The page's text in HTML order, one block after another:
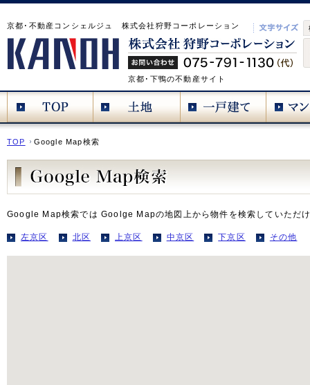
京都･不動産コンシェルジュ 株式会社狩野コーポレーション
京都･下鴨の不動産サイト
TOP Google Map検索
Google Map検索では Goolge Mapの地図上から物件を検索していただ
左京区 北区 上京区 中京区 下京区 その他